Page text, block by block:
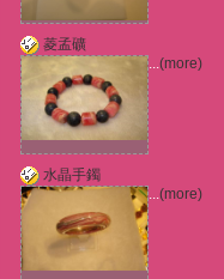
菱孟礦
...(more)
水晶手鐲
...(more)